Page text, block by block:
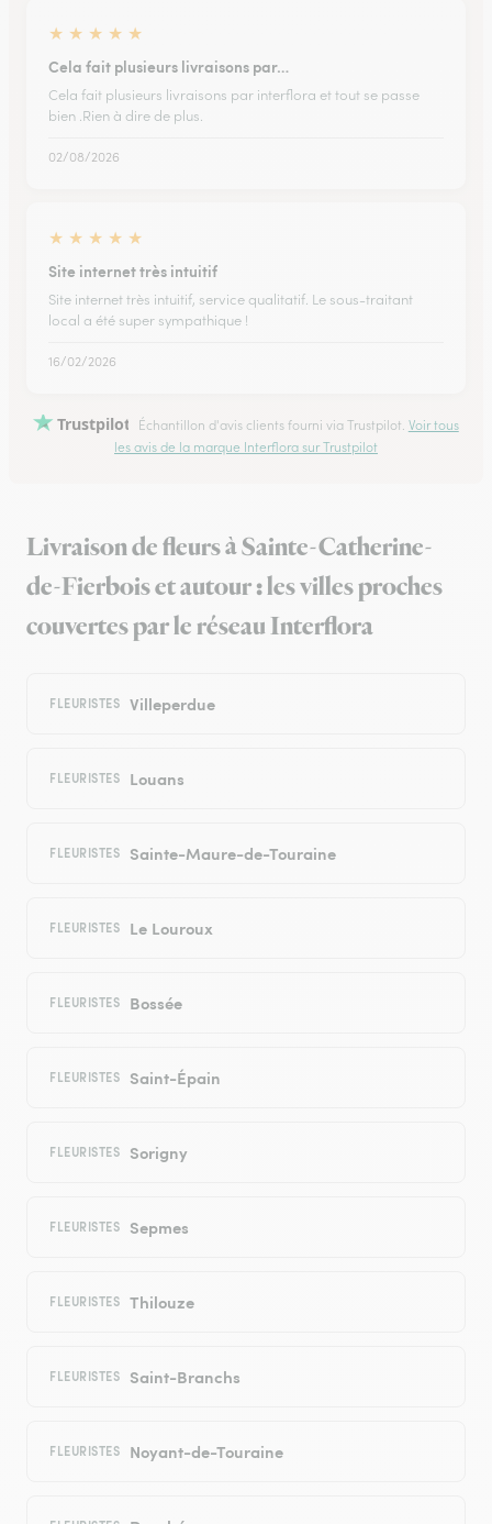
★ ★ ★ ★ ★
Cela fait plusieurs livraisons par…
Cela fait plusieurs livraisons par interflora et tout se passe
bien .Rien à dire de plus.
02/08/2026
★ ★ ★ ★ ★
Site internet très intuitif
Site internet très intuitif, service qualitatif. Le sous-traitant
local a été super sympathique !
16/02/2026
Trustpilot Échantillon d'avis clients fourni via Trustpilot. Voir tous
les avis de la marque Interflora sur Trustpilot
Livraison de fleurs à Sainte-Catherine-
de-Fierbois et autour : les villes proches
couvertes par le réseau Interflora
FLEURISTES Villeperdue
FLEURISTES Louans
FLEURISTES Sainte-Maure-de-Touraine
FLEURISTES Le Louroux
FLEURISTES Bossée
FLEURISTES Saint-Épain
FLEURISTES Sorigny
FLEURISTES Sepmes
FLEURISTES Thilouze
FLEURISTES Saint-Branchs
FLEURISTES Noyant-de-Touraine